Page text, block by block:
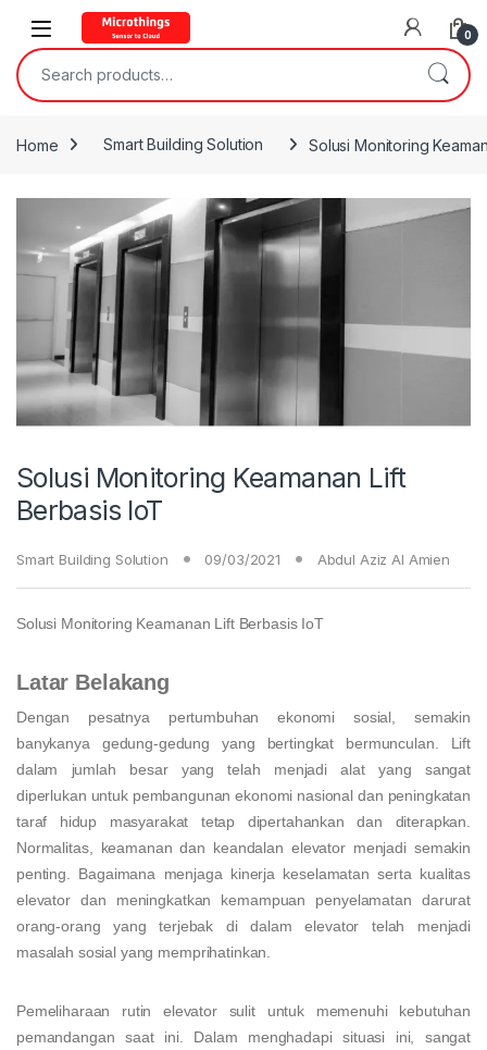
Open 0
Search for:
Home Smart Building Solution Solusi Monitoring
Solusi Monitoring Keamanan Lift
Berbasis IoT
Smart Building Solution 09/03/2021 Abdul Aziz Al Amien
Solusi Monitoring Keamanan Lift Berbasis IoT
Latar Belakang
Dengan pesatnya pertumbuhan ekonomi sosial, semakin
banykanya gedung-gedung yang bertingkat bermunculan. Lift
dalam jumlah besar yang telah menjadi alat yang sangat
diperlukan untuk pembangunan ekonomi nasional dan peningkatan
taraf hidup masyarakat tetap dipertahankan dan diterapkan.
Normalitas, keamanan dan keandalan elevator menjadi semakin
penting. Bagaimana menjaga kinerja keselamatan serta kualitas
elevator dan meningkatkan kemampuan penyelamatan darurat
orang-orang yang terjebak di dalam elevator telah menjadi
masalah sosial yang memprihatinkan.
Pemeliharaan rutin elevator sulit untuk memenuhi kebutuhan
pemandangan saat ini. Dalam menghadapi situasi ini, sangat